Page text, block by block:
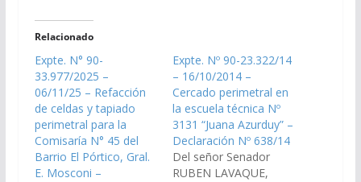
Relacionado
Expte. N° 90-
33.977/2025 –
06/11/25 – Refacción
de celdas y tapiado
perimetral para la
Comisaría N° 45 del
Barrio El Pórtico, Gral.
E. Mosconi –
Expte. Nº 90-23.322/14
– 16/10/2014 –
Cercado perimetral en
la escuela técnica Nº
3131 “Juana Azurduy” –
Declaración Nº 638/14
Del señor Senador
RUBEN LAVAQUE,